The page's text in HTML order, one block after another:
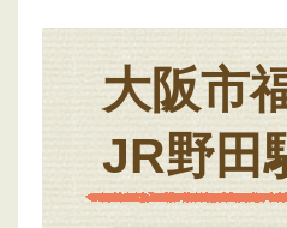
大阪市
JR野田